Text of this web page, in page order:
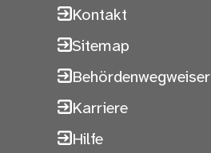
Kontakt
Sitemap
Behördenwegweiser
Karriere
Hilfe